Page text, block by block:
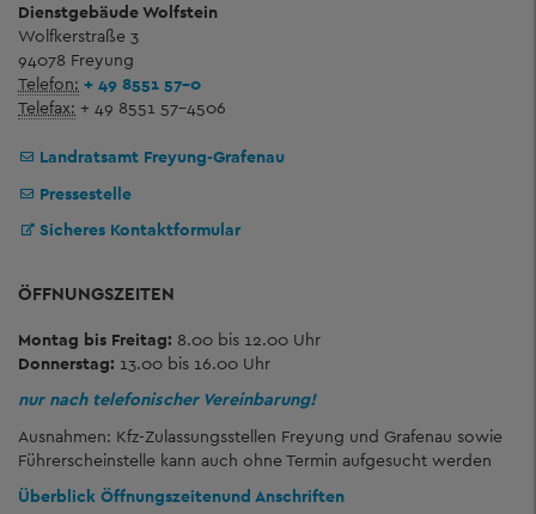
Dienstgebäude Wolfstein
Wolfkerstraße 3
94078 Freyung
Telefon: + 49 8551 57-0
Telefax: + 49 8551 57-4506
Landratsamt Freyung-Grafenau
Pressestelle
Sicheres Kontaktformular
ÖFFNUNGSZEITEN
Montag bis Freitag: 8.00 bis 12.00 Uhr
Donnerstag: 13.00 bis 16.00 Uhr
nur nach telefonischer Vereinbarung!
Ausnahmen: Kfz-Zulassungsstellen Freyung und Grafenau sowie
Führerscheinstelle kann auch ohne Termin aufgesucht werden
Überblick Öffnungszeitenund Anschriften